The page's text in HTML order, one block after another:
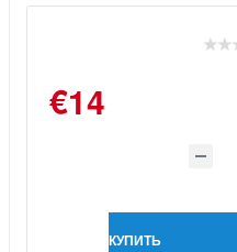
€14
КУПИТЬ